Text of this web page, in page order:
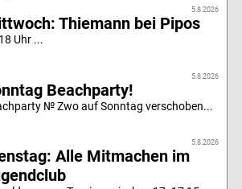
5.8.2026
Thiemann bei Pipos
Uhr ...
5.8.2026
Beachparty!
№ Zwo auf Sonntag verschoben...
5.8.2026
Alle Mitmachen im